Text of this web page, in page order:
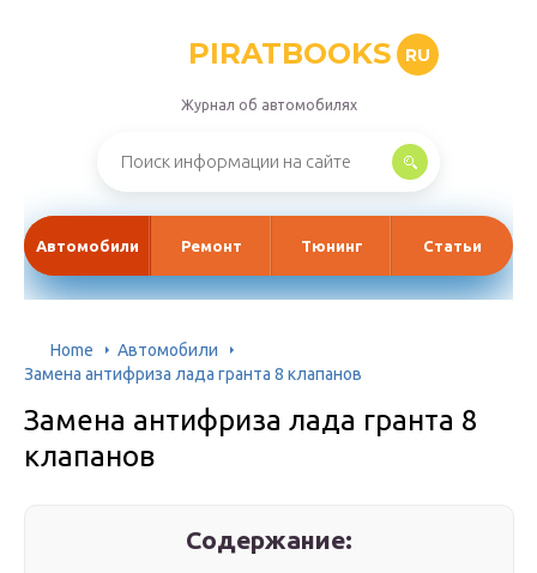
PIRATBOOKS RU
Журнал об автомобилях
Автомобили Ремонт Тюнинг Статьи
Home
Автомобили
Замена антифриза лада гранта 8 клапанов
Замена антифриза лада гранта 8
клапанов
Содержание: